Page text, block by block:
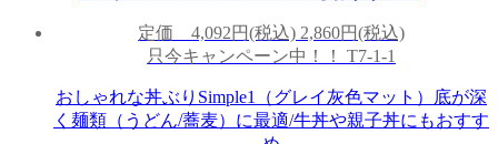
定価 4,092円(税込) 2,860円(税込)
只今キャンペーン中！！ T7-1-1
おしゃれな丼ぶりSimple1（グレイ灰色マット）底が深
く麺類（うどん/蕎麦）に最適/牛丼や親子丼にもおすす